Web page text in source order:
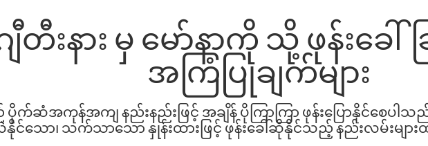
တီးနား မှ မော်နာကို သို့ ဖုန်းခေ
အကြံပြုချက်များ
ပိုက်ဆံအကုန်အကျ နည်းနည်းဖြင့် အချိန် ပိုကြာကြာ ဖုန်းပြောနိုင်စေ
လဲနိုင်သော၊ သက်သာသော နှုန်းထားဖြင့် ဖုန်းခေါ်ဆိုနိုင်သည့် နည်းလမ်းမျာ